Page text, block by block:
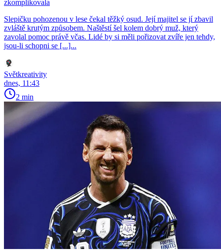
zkomplikovala
Slepičku pohozenou v lese čekal těžký osud. Její majitel se jí zbavil
zvláště krutým způsobem. Naštěstí šel kolem dobrý muž, který
zavolal pomoc právě včas. Lidé by si měli pořizovat zvíře jen tehdy,
jsou-li schopni se [...]...
Světkreativity
dnes, 11:43
2 min